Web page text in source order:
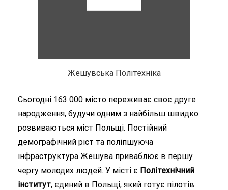
Жешувська Політехніка
Сьогодні 163 000 місто переживає своє друге
народження, будучи одним з найбільш швидко
розвиваються міст Польщі. Постійний
демографічний ріст та поліпшуюча
інфраструктура Жешува приваблює в першу
чергу молодих людей. У місті є Політехнічний
інститут, єдиний в Польщі, який готує пілотів